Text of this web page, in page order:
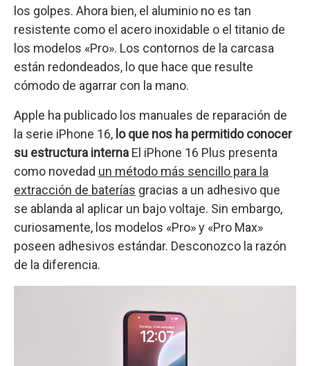
los golpes. Ahora bien, el aluminio no es tan
resistente como el acero inoxidable o el titanio de
los modelos «Pro». Los contornos de la carcasa
están redondeados, lo que hace que resulte
cómodo de agarrar con la mano.
Apple ha publicado los manuales de reparación de
la serie iPhone 16, lo que nos ha permitido conocer
su estructura interna El iPhone 16 Plus presenta
como novedad un método más sencillo para la
extracción de baterías gracias a un adhesivo que
se ablanda al aplicar un bajo voltaje. Sin embargo,
curiosamente, los modelos «Pro» y «Pro Max»
poseen adhesivos estándar. Desconozco la razón
de la diferencia.